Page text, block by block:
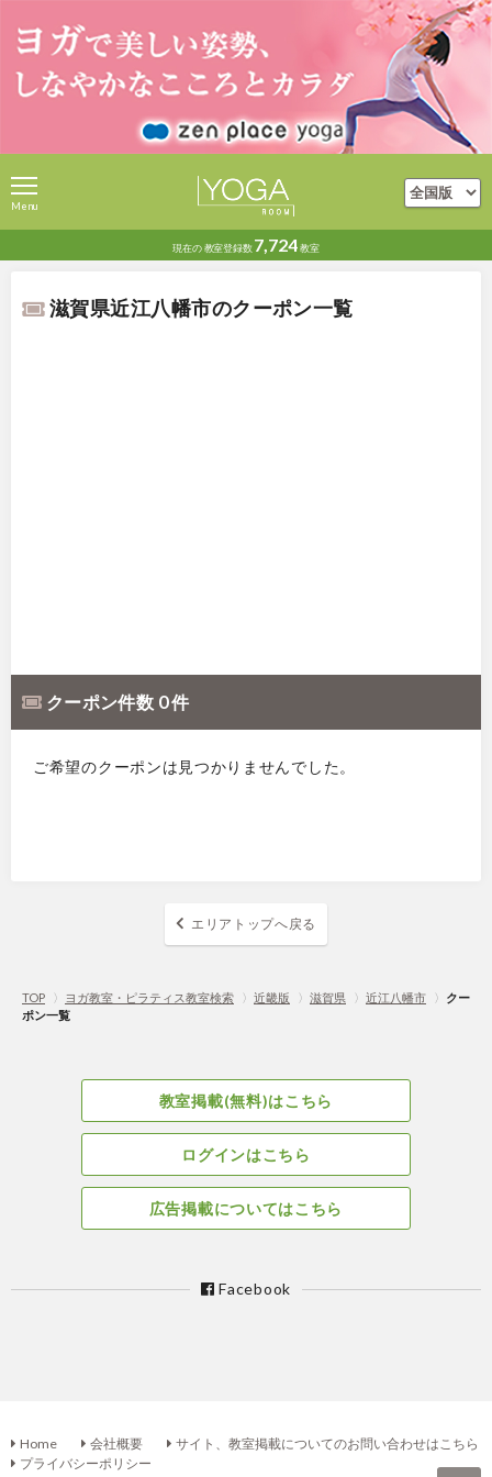
現在の教室登録数 7,724教室
Menu
滋賀県近江八幡市のクーポン一覧
クーポン件数 0 件
ご希望のクーポンは見つかりませんでした。
エリアトップへ戻る
TOP 〉 ヨガ教室・ピラティス教室検索 〉 近畿版 〉 滋賀県 〉 近江八幡市 〉 クー
ポン一覧
教室掲載(無料)はこちら
ログインはこちら
広告掲載についてはこちら
Facebook
Home 会社概要
サイト、教室掲載についてのお問い合わせはこちら
プライバシーポリシー